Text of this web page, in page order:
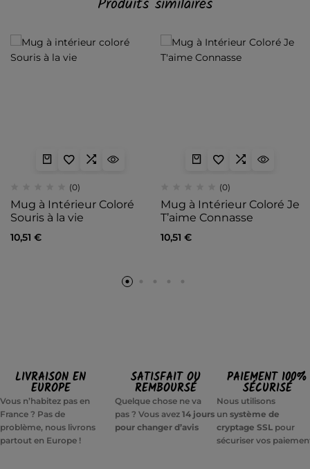
(0)
Mug à Intérieur Coloré
Souris à la vie
10,51 €
(0)
Mug à Intérieur Coloré Je
T’aime Connasse
10,51 €
LIVRAISON EN
EUROPE
Vous n’habitez pas en
France ? Pas de
problème, nous livrons
partout en Europe !
SATISFAIT OU
REMBOURSÉ
Quelque chose ne va
pas ? Vous avez14 jours
pour changer d’avis
PAIEMENT 100%
SÉCURISÉ
Nous utilisons
un système de
cryptage SSLpour
sécuriser vos